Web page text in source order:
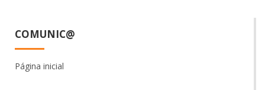
COMUNIC@
Página inicial